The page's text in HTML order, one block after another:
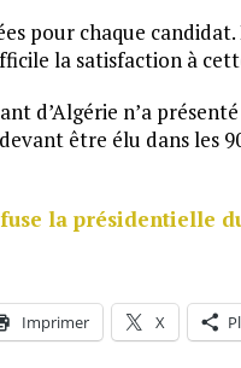
pour chaque
la satisfaction à
d’Algérie n’a
être élu dans les
la présidentielle
Imprimer X